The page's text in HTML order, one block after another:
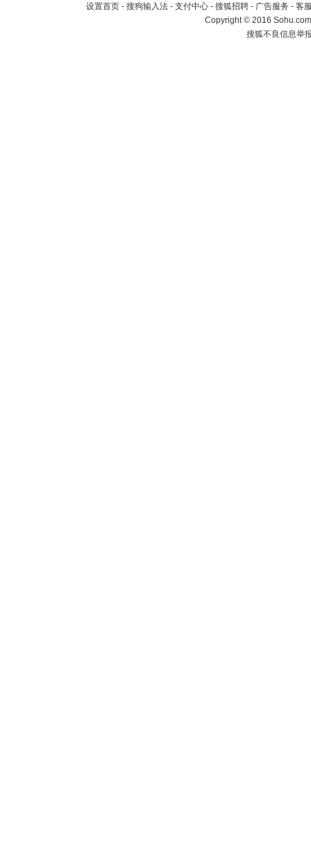
设置首页 - 搜狗输入法 - 支付中心 - 搜狐招聘 - 广告服务 - 客
Copyright©2016
搜狐不良信息举